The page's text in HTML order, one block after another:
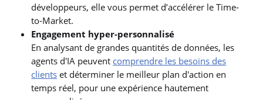
développeurs, elle vous permet d’accélérer le Time-
to-Market.
Engagement hyper-personnalisé
En analysant de grandes quantités de données, les
agents d'IA peuvent comprendre les besoins des
clients et déterminer le meilleur plan d'action en
temps réel, pour une expérience hautement